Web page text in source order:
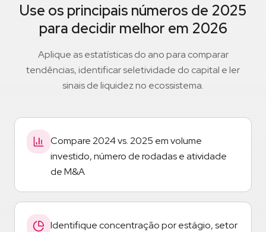
Use os principais números de 2025
para decidir melhor em 2026
Aplique as estatísticas do ano para comparar
tendências, identificar seletividade do capital e ler
sinais de liquidez no ecossistema.
Compare 2024 vs. 2025 em volume
investido, número de rodadas e atividade
de M&A
Identifique concentração por estágio, setor